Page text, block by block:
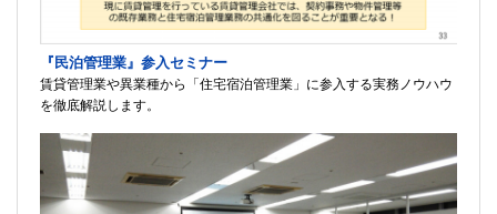
『民泊管理業』参入セミナー
賃貸管理業や異業種から「住宅宿泊管理業」に参入する実務ノウハウ
を徹底解説します。